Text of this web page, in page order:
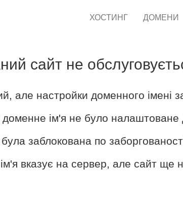
ХОСТИНГ ДОМЕНИ
сайт не
але настройки доменного імені
ім'я не було
заблокована по
вказує на сервер, але сайт ще